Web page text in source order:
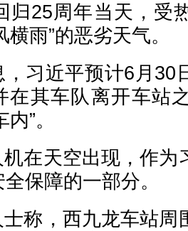
归25周年当天，受
雨”的恶劣天气。
习近平预计6月30
在其车队离开车站
”。
在天空出现，作为
保障的一部分。
称，西九龙车站周